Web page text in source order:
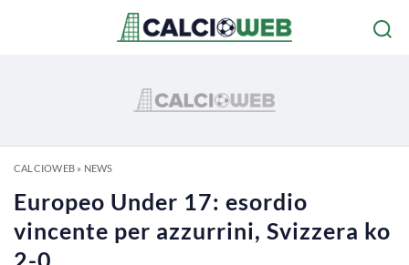
CALCIOWEB» NEWS
Europeo Under 17: esordio
vincente per azzurrini, Svizzera ko
2-0